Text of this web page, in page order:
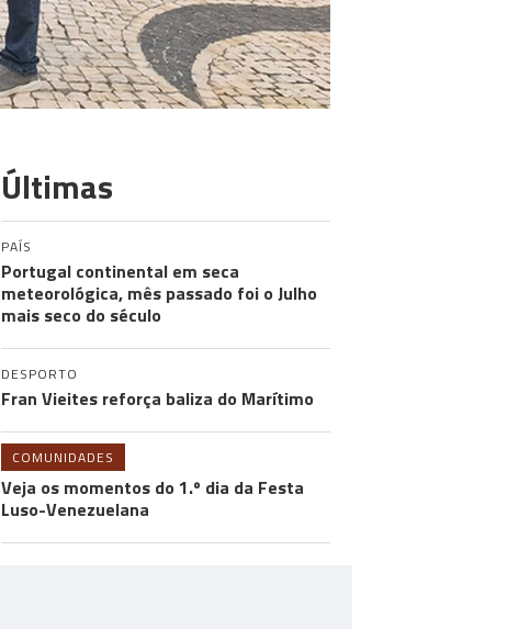
Últimas
PAÍS
Portugal continental em seca
meteorológica, mês passado foi o Julho
mais seco do século
DESPORTO
Fran Vieites reforça baliza do Marítimo
COMUNIDADES
Veja os momentos do 1.º dia da Festa
Luso-Venezuelana